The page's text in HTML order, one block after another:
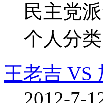
民主党
个人分
王老吉 VS
2012-7-